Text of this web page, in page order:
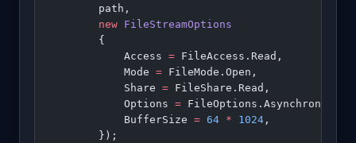
        path,
        new
FileStreamOptions
        {
            Access
= FileAccess.Read,
            Mode
= FileMode.Open,
            Share
= FileShare.Read,
            Options
= FileOptions.Asynchronous
            BufferSize
= 64 * 1024 ,
        });